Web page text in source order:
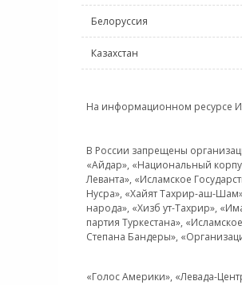
Белоруссия
Казахстан
На информационном ресурсе
В России запрещены
«Айдар», «Национальный
Леванта», «Исламское
Нусра», «Хайят Тахрир-аш-
народа», «Хизб ут-Тахрир»,
партия Туркестана»,
Степана Бандеры»,
«Голос Америки», «Левада-